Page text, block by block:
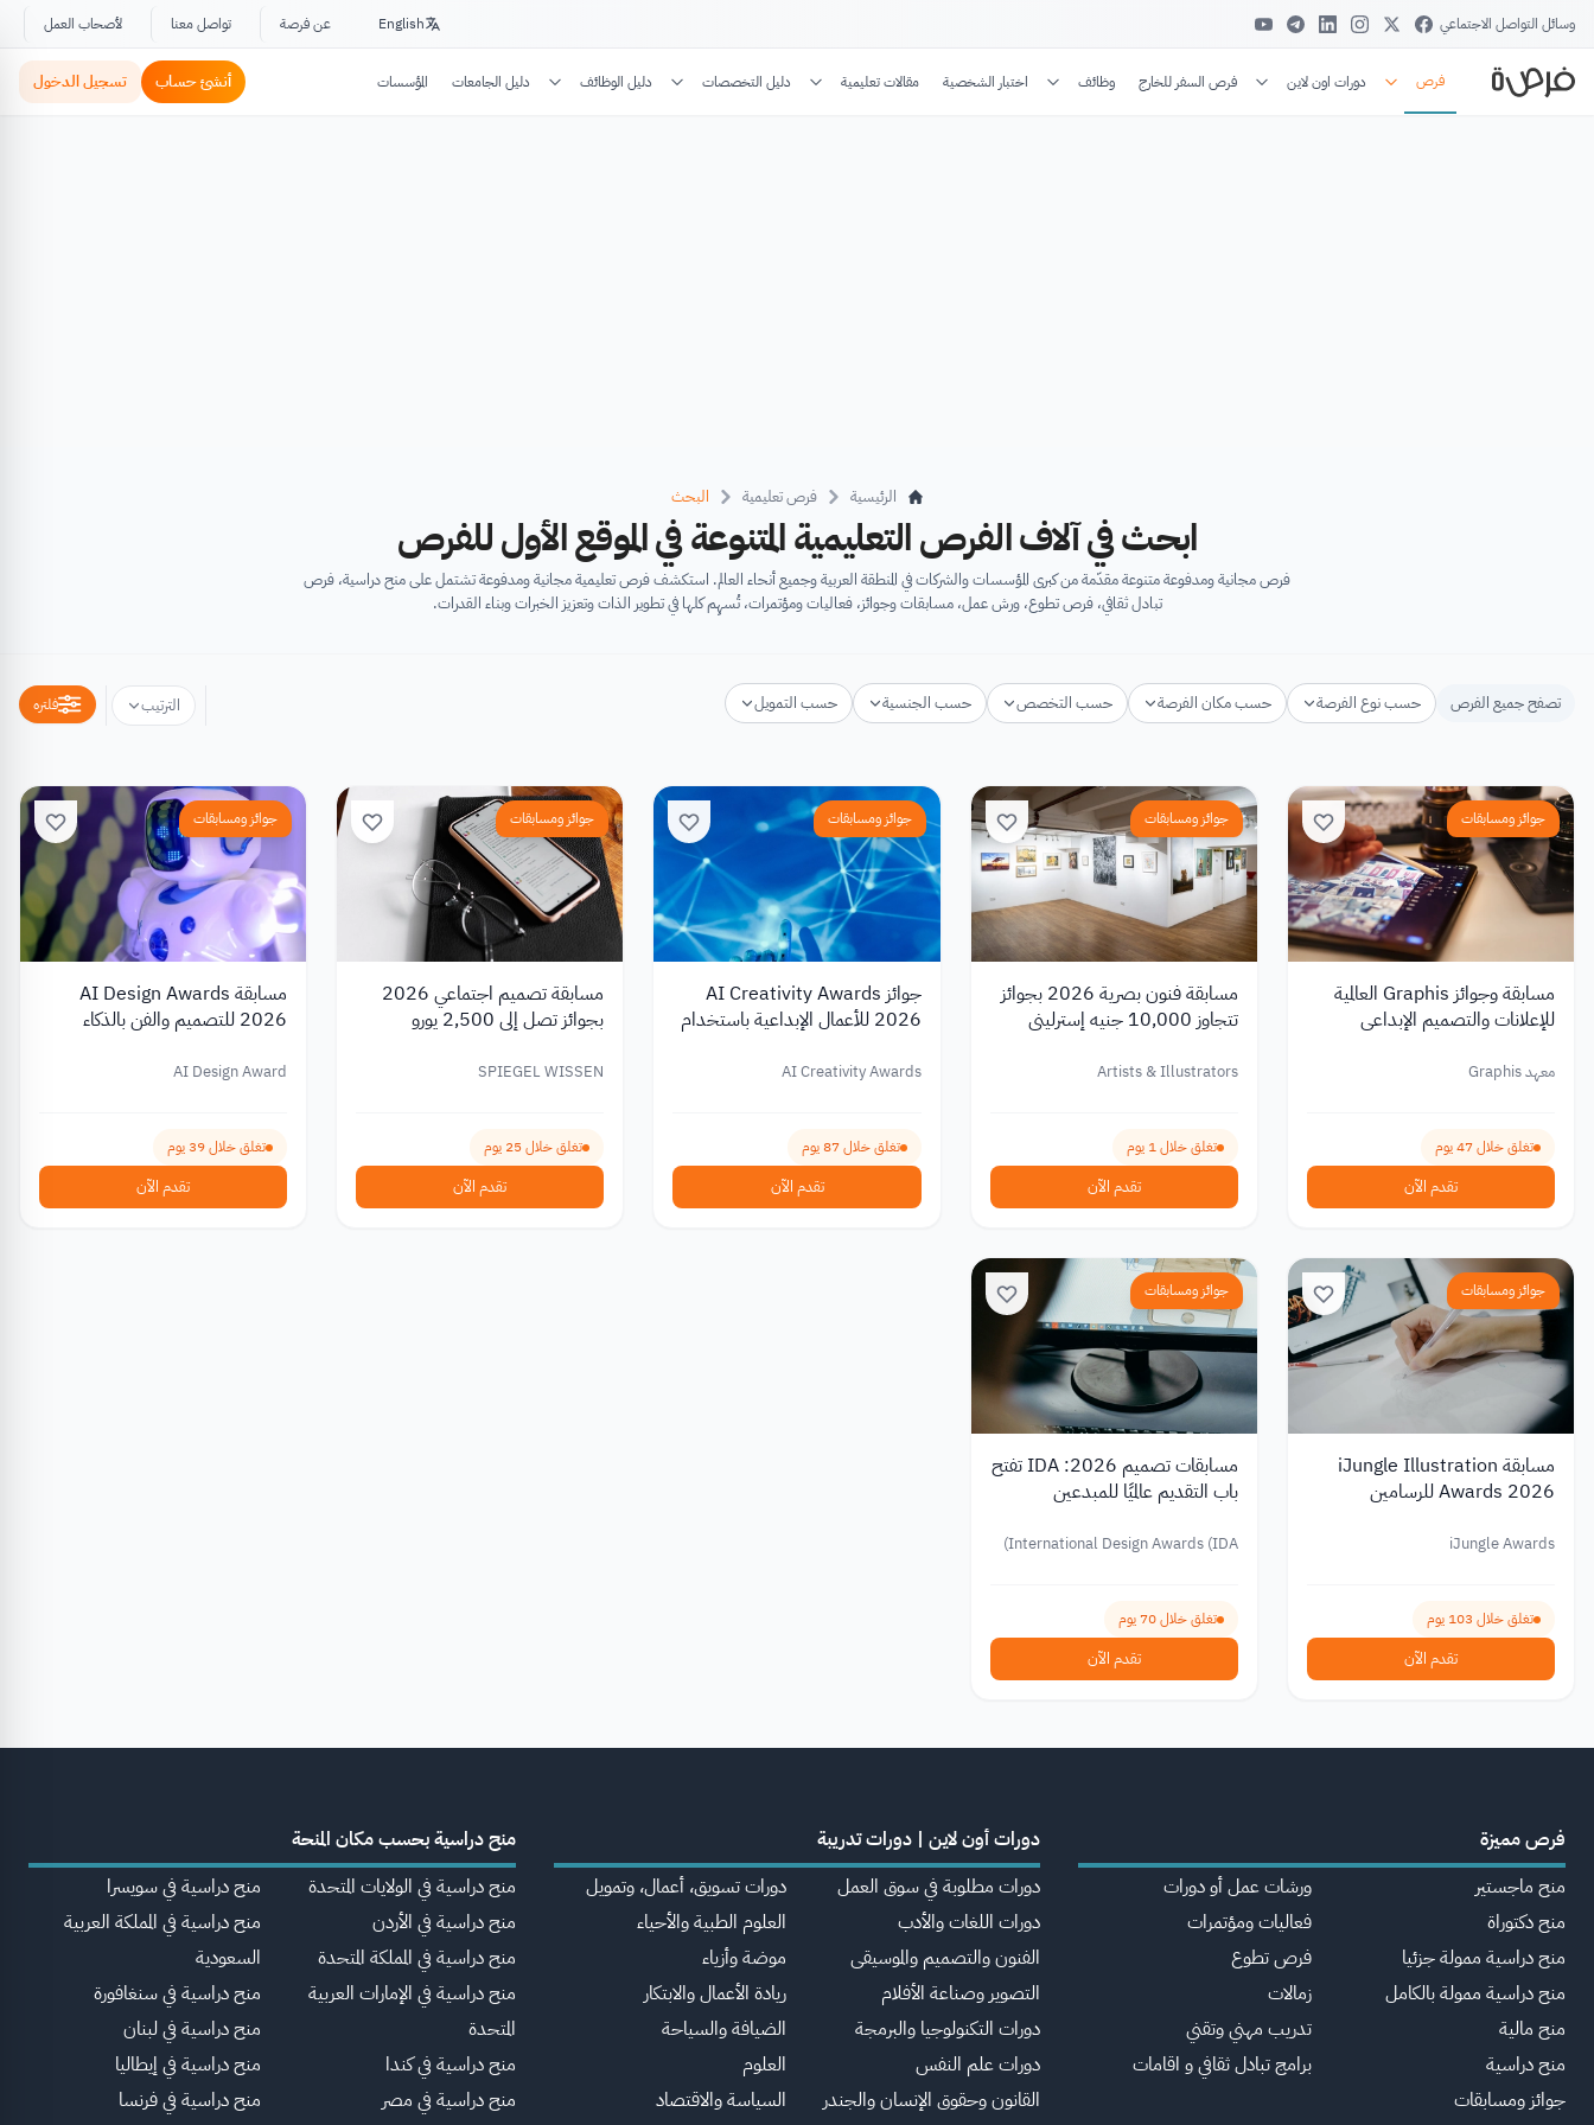
وسائل التواصل الاجتماعي English عن فرصة تواصل معنا لأصحاب العمل
فرص دورات اون لاين فرص السفر للخارج وظائف اختبار الشخصية مقالات تعليمية دليل التخصصات دليل الوظائف دليل الجامعات المؤسسات أنشئ حساب تسجيل الدخول
الرئيسية فرص تعليمية البحث
ابحث في آلاف الفرص التعليمية المتنوعة في الموقع الأول للفرص
فرص مجانية ومدفوعة متنوعة مقدّمة من كبرى المؤسسات والشركات في المنطقة العربية وجميع أنحاء العالم. استكشف فرص تعليمية مجانية ومدفوعة تشتمل على منح دراسية، فرص
تبادل ثقافي، فرص تطوع، ورش عمل، مسابقات وجوائز، فعاليات ومؤتمرات، تُسهِم كلها في تطوير الذات وتعزيز الخبرات وبناء القدرات.
تصفح جميع الفرص حسب نوع الفرصة حسب مكان الفرصة حسب التخصص حسب الجنسية حسب التمويل الترتيب فلتره
جوائز ومسابقات
مسابقة وجوائز Graphis العالمية
للإعلانات والتصميم الإبداعي
معهد Graphis
تغلق خلال 47 يوم
تقدم الآن
جوائز ومسابقات
مسابقة فنون بصرية 2026 بجوائز
تتجاوز 10,000 جنيه إسترليني
Artists & Illustrators
تغلق خلال 1 يوم
تقدم الآن
جوائز ومسابقات
جوائز AI Creativity Awards
2026 للأعمال الإبداعية باستخدام
AI Creativity Awards
تغلق خلال 87 يوم
تقدم الآن
جوائز ومسابقات
مسابقة تصميم اجتماعي 2026
بجوائز تصل إلى 2,500 يورو
SPIEGEL WISSEN
تغلق خلال 25 يوم
تقدم الآن
جوائز ومسابقات
مسابقة AI Design Awards
2026 للتصميم والفن بالذكاء
AI Design Award
تغلق خلال 39 يوم
تقدم الآن
جوائز ومسابقات
مسابقة iJungle Illustration
Awards 2026 للرسامين
iJungle Awards
تغلق خلال 103 يوم
تقدم الآن
جوائز ومسابقات
مسابقات تصميم 2026: IDA تفتح
باب التقديم عالميًا للمبدعين
International Design Awards (IDA)
تغلق خلال 70 يوم
تقدم الآن
فرص مميزة
منح ماجستير
منح دكتوراة
منح دراسية ممولة جزئيا
منح دراسية ممولة بالكامل
منح مالية
منح دراسية
جوائز ومسابقات
ورشات عمل أو دورات
فعاليات ومؤتمرات
فرص تطوع
زمالات
تدريب مهني وتقني
برامج تبادل ثقافي و اقامات
دورات أون لاين | دورات تدريبة
دورات مطلوبة في سوق العمل
دورات اللغات والأدب
الفنون والتصميم والموسيقى
التصوير وصناعة الأفلام
دورات التكنولوجيا والبرمجة
دورات علم النفس
القانون وحقوق الإنسان والجندر
دورات تسويق، أعمال، وتمويل
العلوم الطبية والأحياء
موضة وأزياء
ريادة الأعمال والابتكار
الضيافة والسياحة
العلوم
السياسة والاقتصاد
منح دراسية بحسب مكان المنحة
منح دراسية في الولايات المتحدة
منح دراسية في الأردن
منح دراسية في المملكة المتحدة
منح دراسية في الإمارات العربية
المتحدة
منح دراسية في كندا
منح دراسية في مصر
منح دراسية في سويسرا
منح دراسية في المملكة العربية
السعودية
منح دراسية في سنغافورة
منح دراسية في لبنان
منح دراسية في إيطاليا
منح دراسية في فرنسا